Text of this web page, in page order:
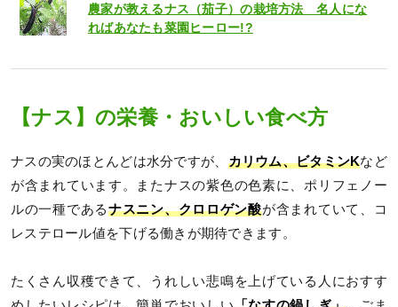
農家が教えるナス（茄子）の栽培方法 名人にな
ればあなたも菜園ヒーロー!?
【ナス】の栄養・おいしい食べ方
ナスの実のほとんどは水分ですが、 カリウム、ビタミンKなど
が含まれています。またナスの紫色の色素に、ポリフェノー
ルの一種であるナスニン、クロロゲン酸が含まれていて、コ
レステロール値を下げる働きが期待できます。
たくさん収穫できて、うれしい悲鳴を上げている人におすす